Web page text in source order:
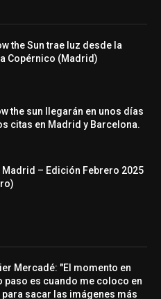
the Sun trae luz desde la
Copérnico (Madrid)
the sun llegarán en unos días
citas en Madrid y Barcelona.
Madrid – Edición Febrero 2025
Mercadé: "El momento en
paso es cuando me coloco en
sacar las imágenes más